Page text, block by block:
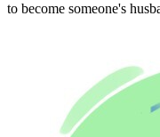
to become someone's